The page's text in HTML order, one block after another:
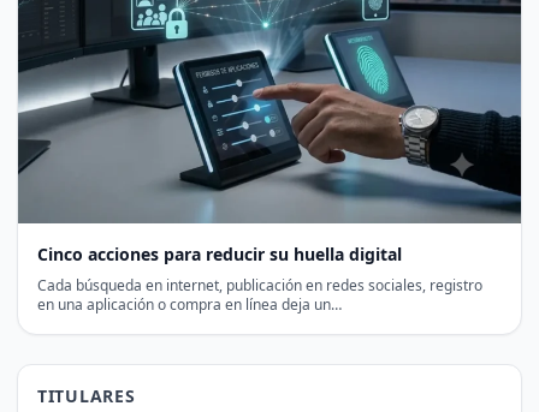
Cinco acciones para reducir su huella digital
Cada búsqueda en internet, publicación en redes sociales, registro
en una aplicación o compra en línea deja un…
TITULARES